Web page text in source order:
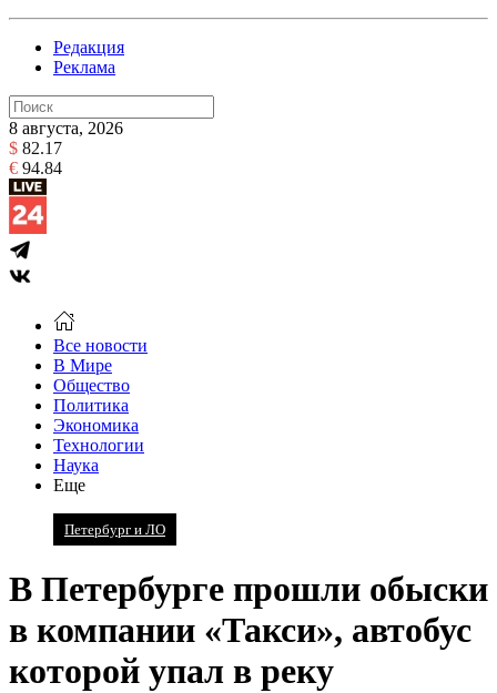
Редакция
Реклама
8 августа, 2026
$ 82.17
€ 94.84
Все новости
В Мире
Общество
Политика
Экономика
Технологии
Наука
Еще
Петербург и ЛО
В Петербурге прошли обыски
в компании «Такси», автобус
которой упал в реку